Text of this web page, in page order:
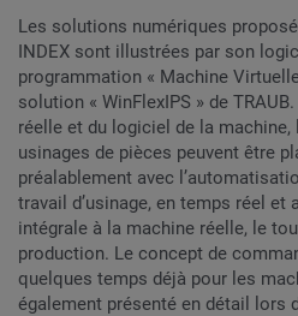
Les solutions numériques
INDEX sont illustrées par son
programmation « Machine
solution « WinFlexIPS » de
réelle et du logiciel de la machine,
usinages de pièces peuvent être
préalablement avec
travail d’usinage, en temps réel et
intégrale à la machine réelle, le
production. Le concept de
quelques temps déjà pour les
également présenté en détail lors